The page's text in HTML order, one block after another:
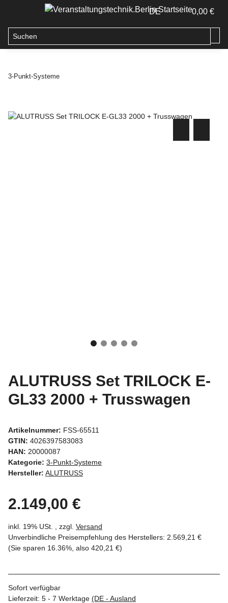
DE 0,00 €
3-Punkt-Systeme
ALUTRUSS Set TRILOCK E-
GL33 2000 + Trusswagen
Artikelnummer: FSS-65511
GTIN: 4026397583083
HAN: 20000087
Kategorie: 3-Punkt-Systeme
Hersteller: ALUTRUSS
2.149,00 €
inkl. 19% USt. , zzgl. Versand
Unverbindliche Preisempfehlung des Herstellers: 2.569,21 €
(Sie sparen 16.36% , also 420,21 €)
Sofort verfügbar
Lieferzeit: 5 - 7 Werktage (DE - Ausland